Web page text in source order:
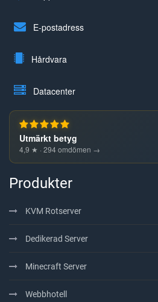
E-postadress
Hårdvara
Datacenter
Utmärkt betyg
4,9 ★ · 294 omdömen →
Produkter
KVM Rotserver
Dedikerad Server
Minecraft Server
Webbhotell